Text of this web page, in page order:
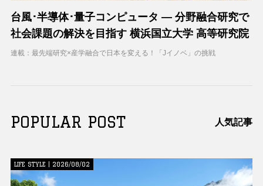
台風･半導体･量子コンピュータ ― 分野融合研究で
社会課題の解決を目指す 横浜国立大学 高等研究院
連載：最先端研究×産学融合で日本を変える！「Jイノベ」の挑戦
POPULAR POST 人気記事
LIFE STYLE | 2026/08/02